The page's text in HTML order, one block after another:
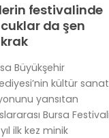
Vekili Biba:
Hastanesi
bu ay
Büyükşehir Belediyesi
Vekili Şahin Biba,
Şehir Hastanesi’nin
otopark